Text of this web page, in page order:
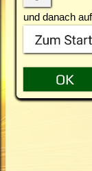
und danach auf